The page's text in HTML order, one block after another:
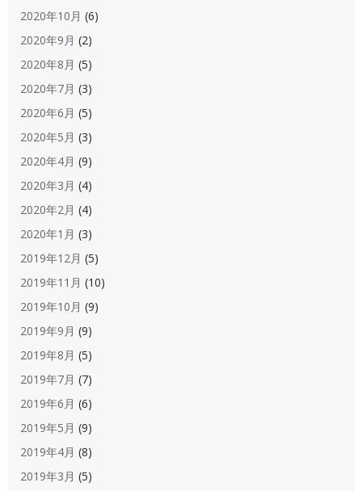
2020年10月 (6)
2020年9月 (2)
2020年8月 (5)
2020年7月 (3)
2020年6月 (5)
2020年5月 (3)
2020年4月 (9)
2020年3月 (4)
2020年2月 (4)
2020年1月 (3)
2019年12月 (5)
2019年11月 (10)
2019年10月 (9)
2019年9月 (9)
2019年8月 (5)
2019年7月 (7)
2019年6月 (6)
2019年5月 (9)
2019年4月 (8)
2019年3月 (5)